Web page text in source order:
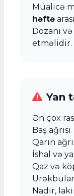
Müalicə
həftə
Dozanı
etməlidir.
Yan
Ən çox
Baş ağrısı
Qarın
İshal və
Qaz və
Nadir,